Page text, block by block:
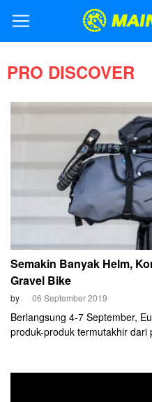
PRO DISCOVER
Semakin Banyak Helm,
Gravel Bike
by 06 September 2019
Berlangsung 4-7 September,
produk-produk termutakhir
banyak merek kondang
ini, khususnya dalam hal